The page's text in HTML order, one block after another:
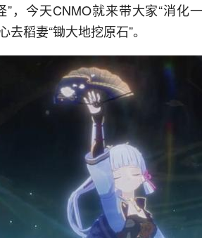
”，今天CNMO就来带大家“消化
稻妻“锄大地挖原石”。